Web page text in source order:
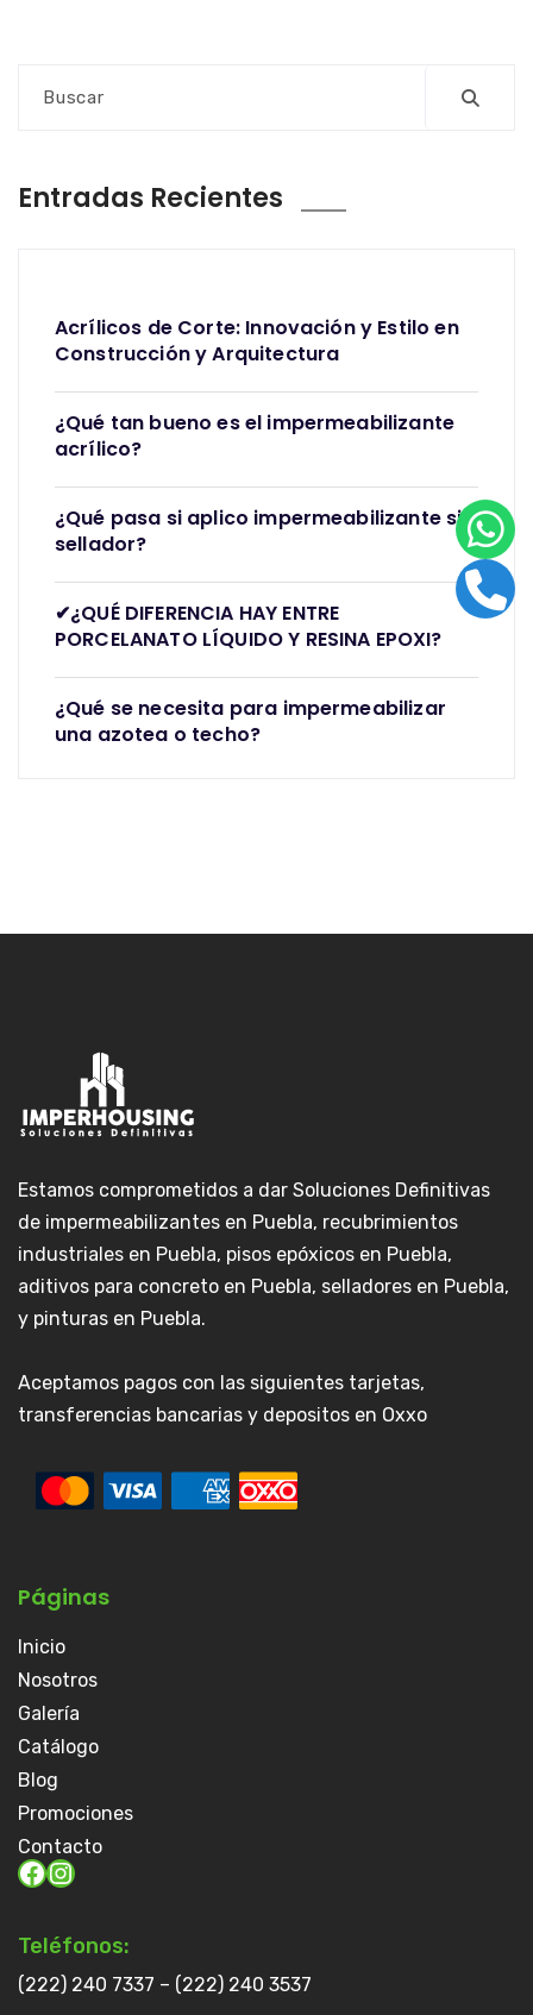
Entradas Recientes
Acrílicos de Corte: Innovación y Estilo en
Construcción y Arquitectura
¿Qué tan bueno es el impermeabilizante
acrílico?
¿Qué pasa si aplico impermeabilizante sin
sellador?
✔¿QUÉ DIFERENCIA HAY ENTRE
PORCELANATO LÍQUIDO Y RESINA EPOXI?
¿Qué se necesita para impermeabilizar
una azotea o techo?
Estamos comprometidos a dar Soluciones Definitivas
de impermeabilizantes en Puebla, recubrimientos
industriales en Puebla, pisos epóxicos en Puebla,
aditivos para concreto en Puebla, selladores en Puebla,
y pinturas en Puebla.
Aceptamos pagos con las siguientes tarjetas,
transferencias bancarias y depositos en Oxxo
Páginas
Inicio
Nosotros
Galería
Catálogo
Blog
Promociones
Contacto
Facebook
Instagram
Teléfonos:
(222) 240 7337 – (222) 240 3537